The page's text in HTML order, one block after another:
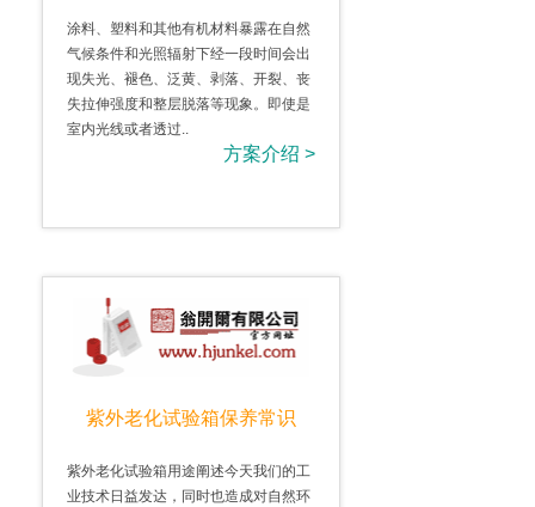
涂料、塑料和其他有机材料暴露在自然
气候条件和光照辐射下经一段时间会出
现失光、褪色、泛黄、剥落、开裂、丧
失拉伸强度和整层脱落等现象。即使是
室内光线或者透过..
方案介绍 >
紫外老化试验箱保养常识
紫外老化试验箱用途阐述今天我们的工
业技术日益发达，同时也造成对自然环